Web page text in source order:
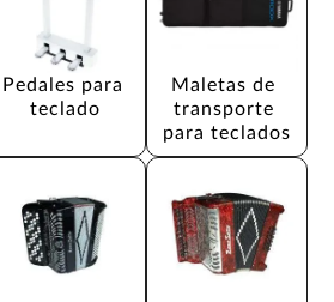
Pedales para
teclado
Maletas de
transporte
para teclados